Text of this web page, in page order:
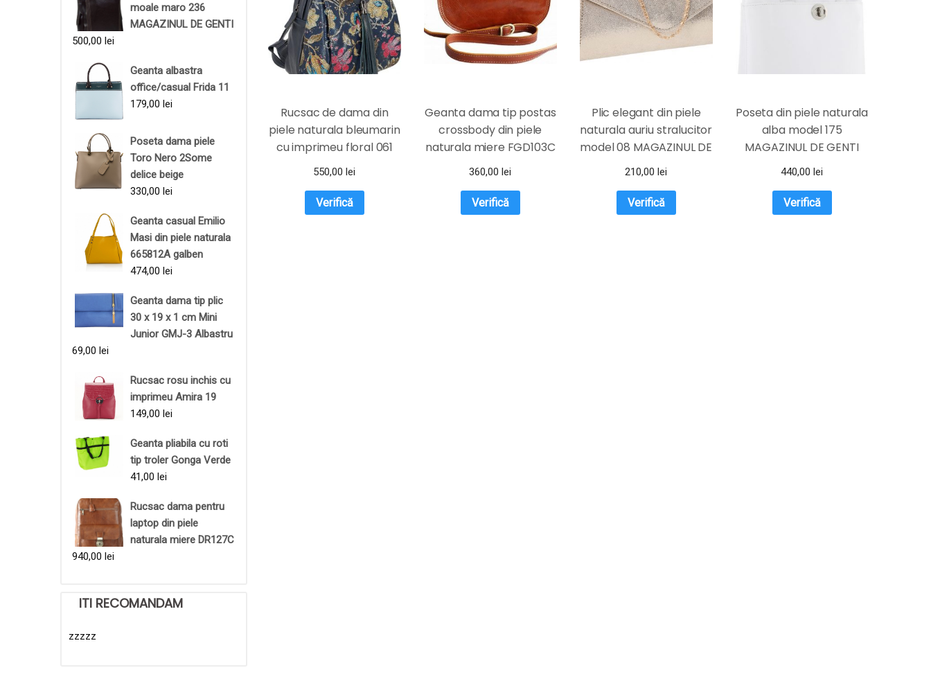
moale maro 236
MAGAZINUL DE GENTI
500,00 lei
Geanta albastra
office/casual Frida 11
179,00 lei
Poseta dama piele
Toro Nero 2Some
delice beige
330,00 lei
Geanta casual Emilio
Masi din piele naturala
665812A galben
474,00 lei
Geanta dama tip plic
30 x 19 x 1 cm Mini
Junior GMJ-3 Albastru
69,00 lei
Rucsac rosu inchis cu
imprimeu Amira 19
149,00 lei
Geanta pliabila cu roti
tip troler Gonga Verde
41,00 lei
Rucsac dama pentru
laptop din piele
naturala miere DR127C
940,00 lei
ITI RECOMANDAM
zzzzz
Rucsac de dama din
piele naturala bleumarin
cu imprimeu floral 061
MAGAZINUL DE GENTI
550,00lei
Verifică
Geanta dama tip postas
crossbody din piele
naturala miere FGD103C
360,00lei
Verifică
Plic elegant din piele
naturala auriu stralucitor
model 08 MAGAZINUL DE
GENTI
210,00lei
Verifică
Poseta din piele naturala
alba model 175
MAGAZINUL DE GENTI
440,00lei
Verifică